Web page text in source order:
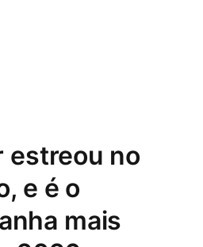
estreou no
e é o
mais